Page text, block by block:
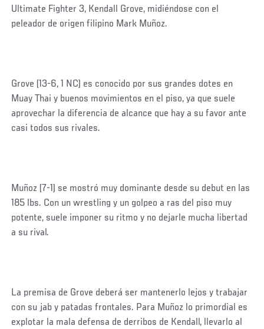
Ultimate Fighter 3, Kendall Grove, midiéndose con el
peleador de origen filipino Mark Muñoz.
Grove (13-6, 1 NC) es conocido por sus grandes dotes en
Muay Thai y buenos movimientos en el piso, ya que suele
aprovechar la diferencia de alcance que hay a su favor ante
casi todos sus rivales.
Muñoz (7-1) se mostró muy dominante desde su debut en las
185 lbs. Con un wrestling y un golpeo a ras del piso muy
potente, suele imponer su ritmo y no dejarle mucha libertad
a su rival.
La premisa de Grove deberá ser mantenerlo lejos y trabajar
con su jab y patadas frontales. Para Muñoz lo primordial es
explotar la mala defensa de derribos de Kendall, llevarlo al